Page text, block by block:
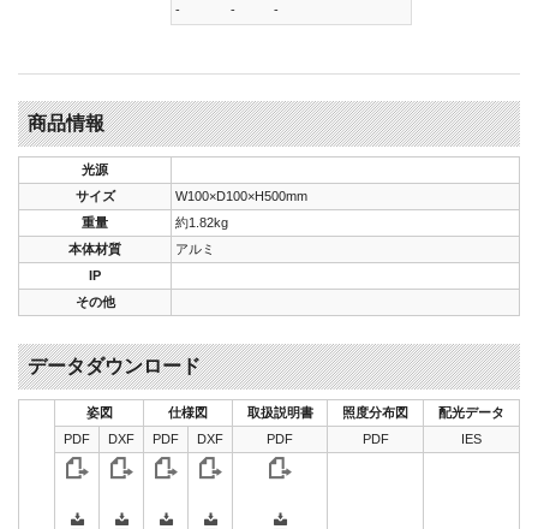
-
- -
商品情報
光源
サイズ
W100×D100×H500mm
重量
約1.82kg
本体材質
アルミ
IP
その他
データダウンロード
姿図 仕様図 取扱説明書 照度分布図
配光データ
PDF
DXF PDF DXF PDF PDF IES